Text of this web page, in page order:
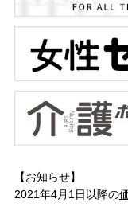
【お知らせ】
2021年4月1日以降の